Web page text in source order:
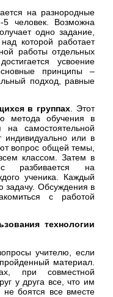
на разнородные
человек. Возможна
одно задание,
которой работает
работы отдельных
усвоение
принципы –
подход, равные
в группах . Этот
метода обучения в
на самостоятельной
индивидуально или в
вопрос общей темы,
классом. Затем в
разбивается на
ученика. Каждый
задачу. Обсуждения в
с работой
технологии
учителю, если
материал.
при совместной
у друга все, что им
боятся все вместе